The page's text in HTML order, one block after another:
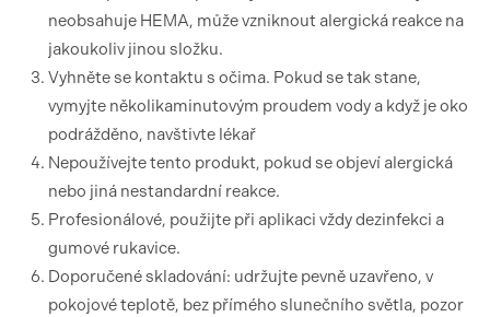
neobsahuje HEMA, může vzniknout alergická reakce na
jakoukoliv jinou složku.
Vyhněte se kontaktu s očima. Pokud se tak stane,
vymyjte několikaminutovým proudem vody a když je oko
podrážděno, navštivte lékař
Nepoužívejte tento produkt, pokud se objeví alergická
nebo jiná nestandardní reakce.
Profesionálové, použijte při aplikaci vždy dezinfekci a
gumové rukavice.
Doporučené skladování: udržujte pevně uzavřeno, v
pokojové teplotě, bez přímého slunečního světla, pozor